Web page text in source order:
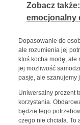
Zobacz także:
emocjonalny
Dopasowanie do
ale rozumienia jej
ktoś kocha modę,
jej możliwość
pasję, ale szanujemy
Uniwersalny prezent
korzystania.
będzie tego
czego nie chciała.